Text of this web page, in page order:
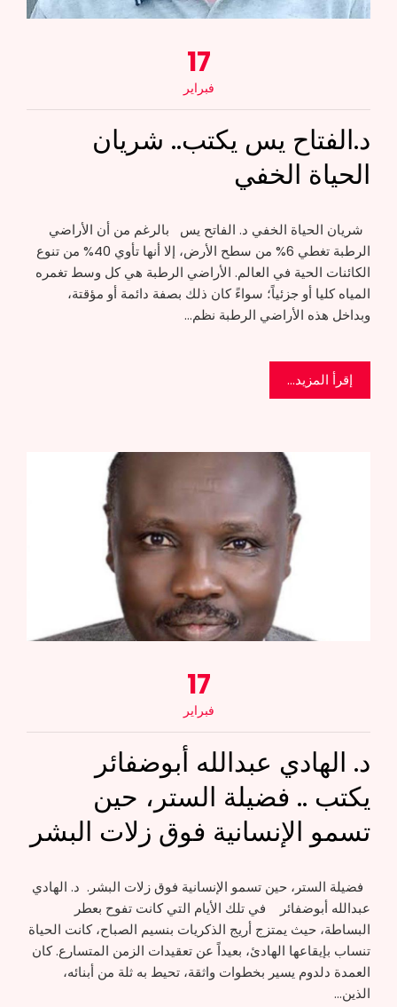
17
فبراير
د.الفتاح يس يكتب.. شريان
الحياة الخفي
شريان الحياة الخفي د. الفاتح يس بالرغم من أن الأراضي
الرطبة تغطي 6% من سطح الأرض، إلا أنها تأوي 40% من تنوع
الكائنات الحية في العالم. الأراضي الرطبة هي كل وسط تغمره
المياه كليا أو جزئياً؛ سواءً كان ذلك بصفة دائمة أو مؤقتة،
وبداخل هذه الأراضي الرطبة نظم…
إقرأ المزيد...
17
فبراير
د. الهادي عبدالله أبوضفائر
يكتب .. فضيلة الستر، حين
تسمو الإنسانية فوق زلات البشر
فضيلة الستر، حين تسمو الإنسانية فوق زلات البشر. د. الهادي
عبدالله أبوضفائر في تلك الأيام التي كانت تفوح بعطر
البساطة، حيث يمتزج أريج الذكريات بنسيم الصباح، كانت الحياة
تنساب بإيقاعها الهادئ، بعيداً عن تعقيدات الزمن المتسارع. كان
العمدة دلدوم يسير بخطوات واثقة، تحيط به ثلة من أبنائه،
الذين…